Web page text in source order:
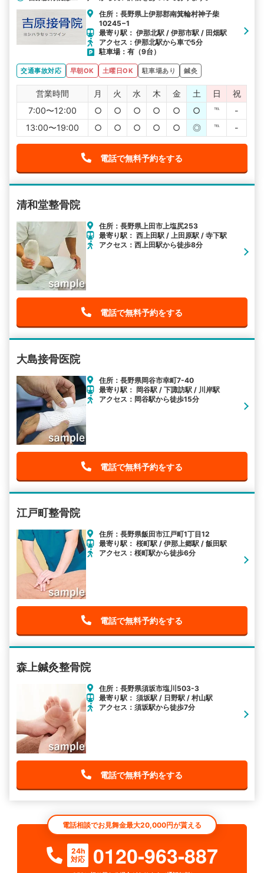
住所：長野県上伊那郡南箕輪村神子柴
10245−1
最寄り駅： 伊那北駅 / 伊那市駅 / 田畑駅
アクセス：伊那北駅から車で5分
駐車場：有（9台）
交通事故対応 早朝OK 土曜日OK 駐車場あり 鍼灸
営業時間 月 火 水 木 金 土 日
祝
7:00〜12:00
○ ○ ○ ○ ○ ○ ℡
-
13:00〜19:00
○ ○ ○ ○ ○ ◎ ℡ -
電話で無料予約をする
清和堂整骨院
住所：長野県上田市上塩尻253
最寄り駅： 西上田駅 / 上田原駅 / 寺下駅
アクセス：西上田駅から徒歩8分
電話で無料予約をする
大島接骨医院
住所：長野県岡谷市幸町7-40
最寄り駅： 岡谷駅 / 下諏訪駅 / 川岸駅
アクセス：岡谷駅から徒歩15分
電話で無料予約をする
江戸町整骨院
住所：長野県飯田市江戸町1丁目12
最寄り駅： 桜町駅 / 伊那上郷駅 / 飯田駅
アクセス：桜町駅から徒歩6分
電話で無料予約をする
森上鍼灸整骨院
住所：長野県須坂市塩川503-3
最寄り駅： 須坂駅 / 日野駅 / 村山駅
アクセス：須坂駅から徒歩7分
電話で無料予約をする
電話相談でお見舞金最大20,000円が貰える
24h
対応
0120-963-887